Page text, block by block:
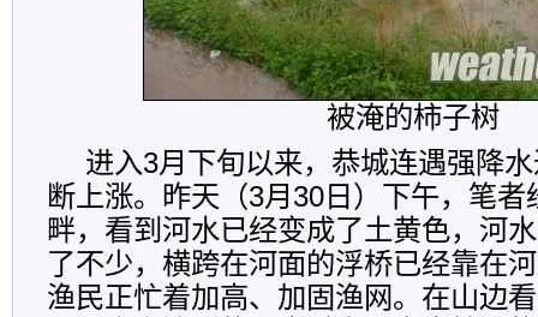
被淹的柿子树
进入3月下旬以来，恭城连遇强降
断上涨。昨天（3月30日）下午，笔者
畔，看到河水已经变成了土黄色，河
了不少，横跨在河面的浮桥已经靠在
渔民正忙着加高、加固渔网。在山边